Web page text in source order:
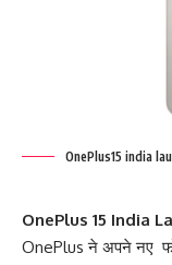
OnePlus15 india
OnePlus 15 India
OnePlus ने अपने नए